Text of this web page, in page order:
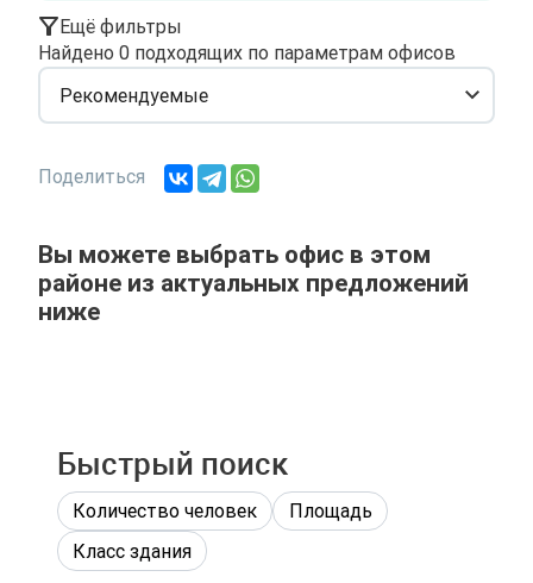
Ещё фильтры
Найдено 0 подходящих по параметрам офисов
Рекомендуемые
Поделиться
Вы можете выбрать офис в этом
районе из актуальных предложений
ниже
Быстрый поиск
Количество человек
Площадь
Класс здания